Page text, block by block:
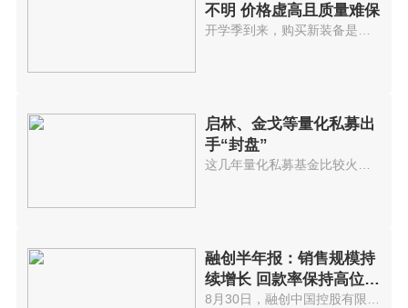
不明 价格虚高且质量难保
启林、金戈等量化私募出
手“封盘”
融创半年报：销售规模持
续增长 回款率保持高位水
平